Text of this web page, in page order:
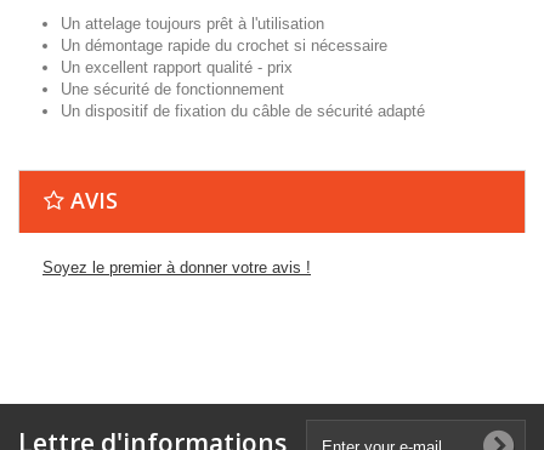
Un attelage toujours prêt à l'utilisation
Un démontage rapide du crochet si nécessaire
Un excellent rapport qualité - prix
Une sécurité de fonctionnement
Un dispositif de fixation du câble de sécurité adapté
AVIS
Soyez le premier à donner votre avis !
Lettre d'informations